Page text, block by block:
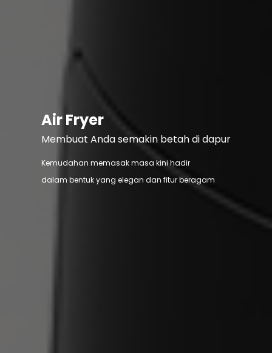
Air Fryer
Membuat Anda semakin betah di dapur
Kemudahan memasak masa kini hadir
dalam bentuk yang elegan dan fitur beragam